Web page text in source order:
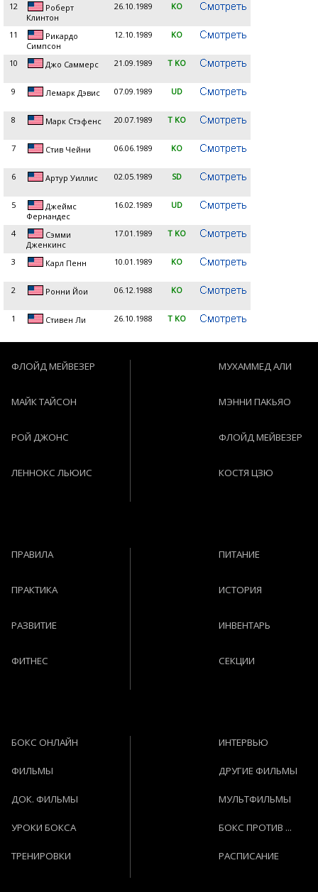
12
Роберт
Клинтон
26.10.1989 KO
11
Рикардо
Симпсон
12.10.1989 KO
10 Джо Саммерс 21.09.1989 T KO
9 Лемарк Дэвис 07.09.1989 UD
8 Марк Стэфенс 20.07.1989 T KO
7 Стив Чейни 06.06.1989 KO
6 Артур Уиллис 02.05.1989 SD
5
Джеймс
Фернандес
16.02.1989 UD
4
Сэмми
Дженкинс
17.01.1989 T KO
3 Карл Пенн 10.01.1989 KO
2 Ронни Йои 06.12.1988 KO
1 Стивен Ли 26.10.1988 T KO
ФЛОЙД МЕЙВЕЗЕР
МАЙК ТАЙСОН
РОЙ ДЖОНС
ЛЕННОКС ЛЬЮИС
МУХАММЕД АЛИ
МЭННИ ПАКЬЯО
ФЛОЙД МЕЙВЕЗЕР
КОСТЯ ЦЗЮ
ПРАВИЛА
ПРАКТИКА
РАЗВИТИЕ
ФИТНЕС
ПИТАНИЕ
ИСТОРИЯ
ИНВЕНТАРЬ
СЕКЦИИ
БОКС ОНЛАЙН
ФИЛЬМЫ
ДОК. ФИЛЬМЫ
УРОКИ БОКСА
ТРЕНИРОВКИ
ИНТЕРВЬЮ
ДРУГИЕ ФИЛЬМЫ
МУЛЬТФИЛЬМЫ
БОКС ПРОТИВ ...
РАСПИСАНИЕ